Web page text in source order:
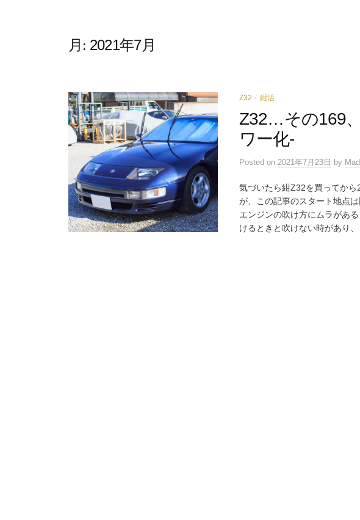
月: 2021年7月
Z32 / 紺活
Z32…その169
ワー化-
Posted on 2021年7月23日 by
気づいたら紺Z32を買ってか
が、この記事のスタート地点
エンジンの吹け方にムラがあ
けるときと吹けない時があり、